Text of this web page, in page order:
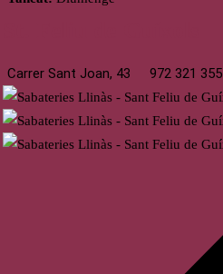
Carrer Sant Joan, 43 972 321 355